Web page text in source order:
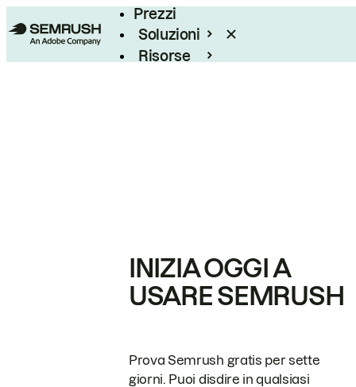
Prezzi
Soluzioni
Risorse
INIZIA OGGI A
USARE SEMRUSH
Prova Semrush gratis per sette
giorni. Puoi disdire in qualsiasi